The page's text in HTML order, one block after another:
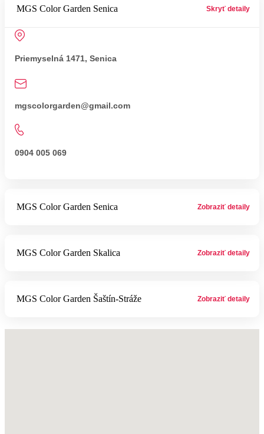
MGS Color Garden Senica
Priemyselná 1471, Senica
mgscolorgarden@gmail.com
0904 005 069
MGS Color Garden Senica
MGS Color Garden Skalica
MGS Color Garden Šaštín-Stráže